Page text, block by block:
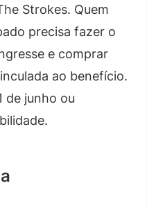
Strokes. Quem
precisa fazer o
e comprar
ao benefício.
de junho ou